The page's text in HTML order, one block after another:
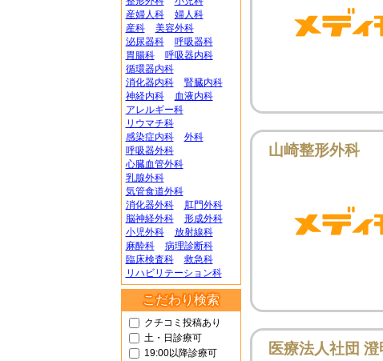
産婦人科
婦人科
産科
美容外科
泌尿器科
呼吸器科
胃腸科
呼吸器内科
循環器内科
消化器内科
腎臓内科
神経内科
血液内科
アレルギー科
リウマチ科
感染症内科
外科
呼吸器外科
心臓血管外科
乳腺外科
気管食道外科
消化器外科
肛門外科
脳神経外科
形成外科
小児外科
放射線科
麻酔科
病理診断科
臨床検査科
救急科
リハビリテーション科
こだわり検索
クチコミ投稿あり
土・日診療可
19:00以降診療可
山崎整形外科
医療法人社団